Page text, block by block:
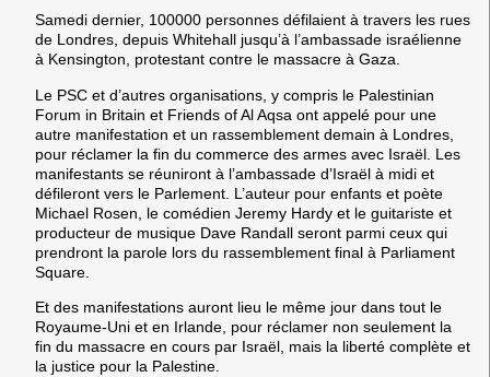
Samedi dernier, 100000 personnes défilaient à travers les rues
de Londres, depuis Whitehall jusqu’à l’ambassade israélienne
à Kensington, protestant contre le massacre à Gaza.
Le PSC et d’autres organisations, y compris le Palestinian
Forum in Britain et Friends of Al Aqsa ont appelé pour une
autre manifestation et un rassemblement demain à Londres,
pour réclamer la fin du commerce des armes avec Israël. Les
manifestants se réuniront à l’ambassade d’Israël à midi et
défileront vers le Parlement. L’auteur pour enfants et poète
Michael Rosen, le comédien Jeremy Hardy et le guitariste et
producteur de musique Dave Randall seront parmi ceux qui
prendront la parole lors du rassemblement final à Parliament
Square.
Et des manifestations auront lieu le même jour dans tout le
Royaume-Uni et en Irlande, pour réclamer non seulement la
fin du massacre en cours par Israël, mais la liberté complète et
la justice pour la Palestine.